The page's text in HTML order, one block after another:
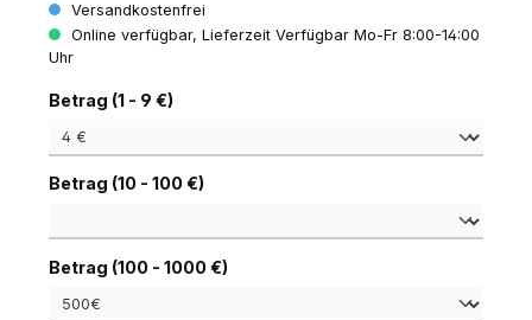
Versandkostenfrei
Online verfügbar, Lieferzeit Verfügbar Mo-Fr 8:00-14:00
Uhr
Betrag (1 - 9 €)auswählen
Betrag (10 - 100 €)auswählen
Betrag (100 - 1000 €)auswählen